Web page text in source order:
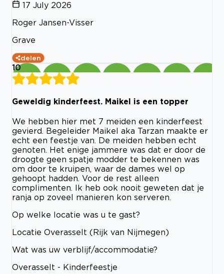
17 July 2026
Roger Jansen-Visser
Grave
delen
10
Geweldig kinderfeest. Maikel is een topper
We hebben hier met 7 meiden een kinderfeest
gevierd. Begeleider Maikel aka Tarzan maakte er
echt een feestje van. De meiden hebben echt
genoten. Het enige jammere was dat er door de
droogte geen spatje modder te bekennen was
om door te kruipen, waar de dames wel op
gehoopt hadden. Voor de rest alleen
complimenten. Ik heb ook nooit geweten dat je
ranja op zoveel manieren kon serveren.
Op welke locatie was u te gast?
Locatie Overasselt (Rijk van Nijmegen)
Wat was uw verblijf/accommodatie?
Overasselt - Kinderfeestje